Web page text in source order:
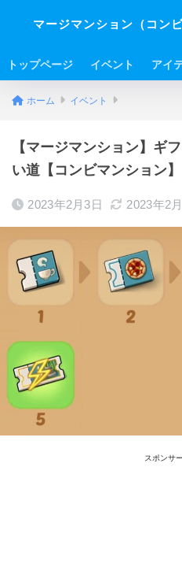
マージマンション（コン
トップページ イベント アイ
ホーム イベント
【マージマンション】ギ
い道【コンビマンション】
2023年2月3日 2023年2
スポンサ